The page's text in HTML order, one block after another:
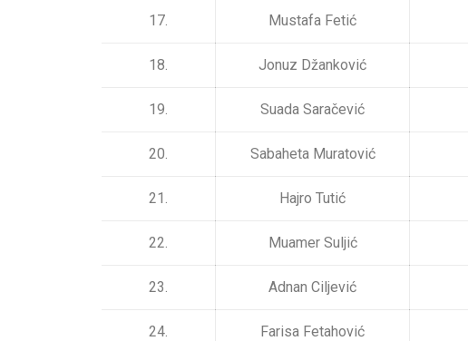
17. Mustafa Fetić
18. Jonuz Džanković
19. Suada Saračević
20. Sabaheta Muratović
21. Hajro Tutić
22. Muamer Suljić
23. Adnan Ciljević
24. Farisa Fetahović